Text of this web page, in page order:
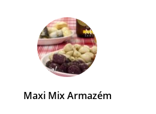
Maxi Mix Armazém